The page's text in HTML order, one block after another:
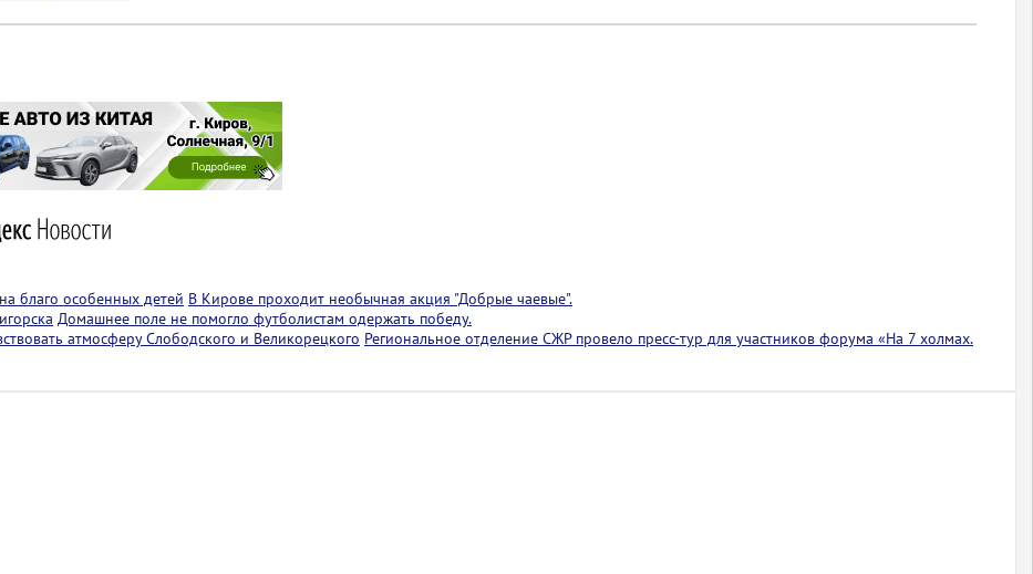
благо особенных детей В Кирове проходит необычная акция "Добрые чаевые".
Домашнее поле не помогло футболистам одержать победу.
атмосферу Слободского и Великорецкого Региональное отделение СЖР провело пресс-тур для участников форума «На 7 холмах.